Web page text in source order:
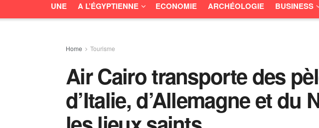
UNE A L’ÉGYPTIENNE ECONOMIE ARCHÉOLOGIE BUSINESS
Home Tourisme
Air Cairo transporte des
d’Italie, d’Allemagne et du